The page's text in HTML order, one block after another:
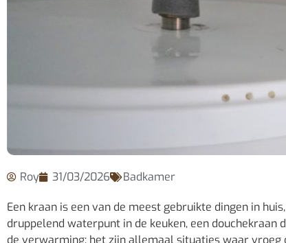
Roy 31/03/2026 Badkamer
Een kraan is een van de meest gebruikte dingen in
druppelend waterpunt in de keuken, een
de verwarming: het zijn allemaal situaties waar